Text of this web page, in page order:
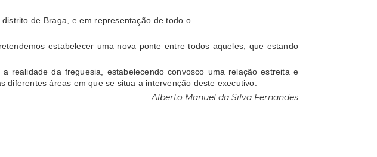
de Braga, e em representação de todo o
estabelecer uma nova ponte entre todos aqueles, que estando
realidade da freguesia, estabelecendo convosco uma relação estreita e
áreas em que se situa a intervenção deste executivo.
Alberto Manuel da Silva Fernandes